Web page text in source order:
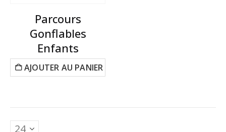
Parcours
Gonflables
Enfants
AJOUTER AU PANIER